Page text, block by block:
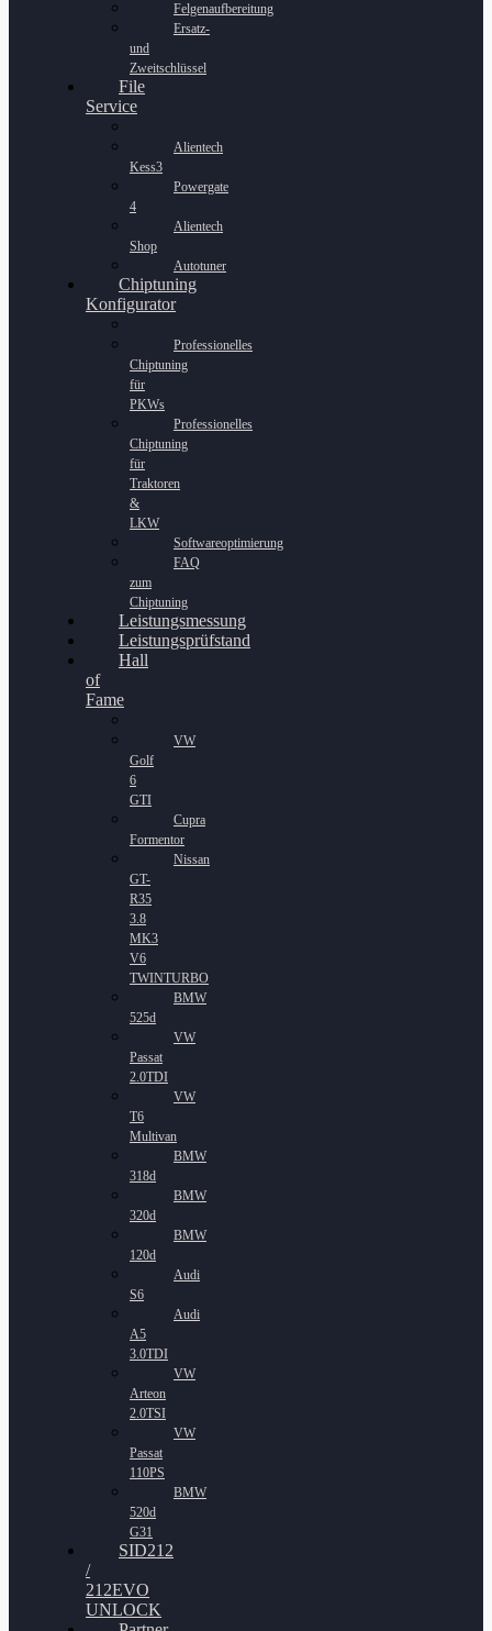
Felgenaufbereitung
Ersatz-
und
Zweitschlüssel
File
Service
Alientech
Kess3
Powergate
4
Alientech
Shop
Autotuner
Chiptuning
Konfigurator
Professionelles
Chiptuning
für
PKWs
Professionelles
Chiptuning
für
Traktoren
&
LKW
Softwareoptimierung
FAQ
zum
Chiptuning
Leistungsmessung
Leistungsprüfstand
Hall
of
Fame
VW
Golf
6
GTI
Cupra
Formentor
Nissan
GT-
R35
3.8
MK3
V6
TWINTURBO
BMW
525d
VW
Passat
2.0TDI
VW
T6
Multivan
BMW
318d
BMW
320d
BMW
120d
Audi
S6
Audi
A5
3.0TDI
VW
Arteon
2.0TSI
VW
Passat
110PS
BMW
520d
G31
SID212
/
212EVO
UNLOCK